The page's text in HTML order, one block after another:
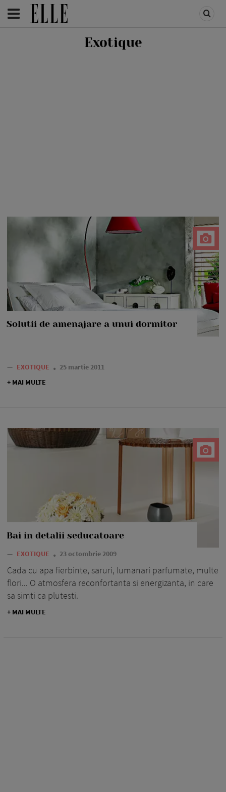
HOMEPAGE /ELLE DECORATION
Exotique
Solutii de amenajare a unui dormitor
— EXOTIQUE
25 martie 2011
+ MAI MULTE
Bai in detalii seducatoare
— EXOTIQUE 23 octombrie 2009
Cada cu apa fierbinte, saruri, lumanari parfumate, multe
flori... O atmosfera reconfortanta si energizanta, in care
sa simti ca plutesti.
+ MAI MULTE